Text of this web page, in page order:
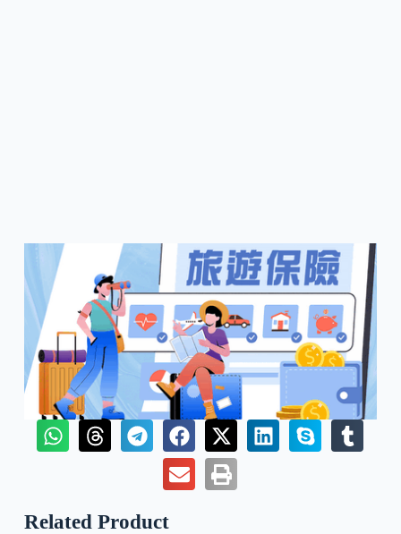
Related Product